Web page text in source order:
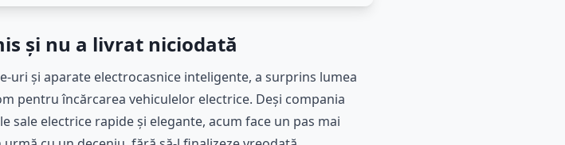
și nu a livrat niciodată
și aparate electrocasnice inteligente, a surprins lumea
pentru încărcarea vehiculelor electrice. Deși compania
sale electrice rapide și elegante, acum face un pas mai